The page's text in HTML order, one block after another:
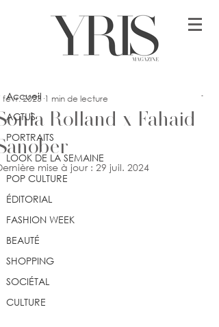
Accueil
ACTUS
PORTRAITS
LOOK DE LA SEMAINE
POP CULTURE
ÉDITORIAL
FASHION WEEK
BEAUTÉ
SHOPPING
SOCIÉTAL
CULTURE
Rolland x Fahaid
févr. 2023 1 min de lecture
mise à jour : 29 juil. 2024